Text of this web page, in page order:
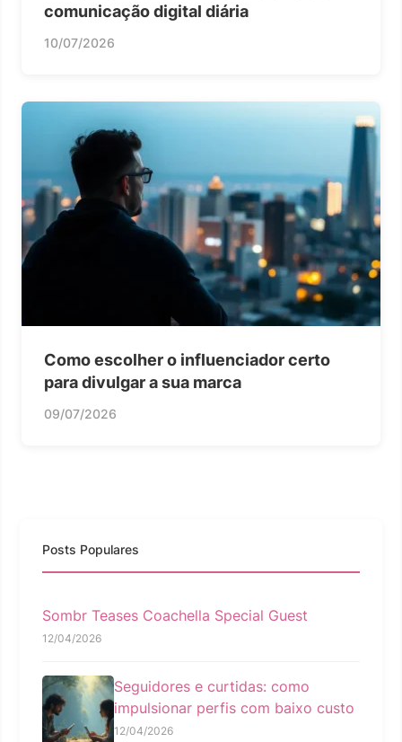
comunicação digital diária
10/07/2026
Como escolher o influenciador certo
para divulgar a sua marca
09/07/2026
Posts Populares
Sombr Teases Coachella Special Guest
12/04/2026
Seguidores e curtidas: como
impulsionar perfis com baixo custo
12/04/2026